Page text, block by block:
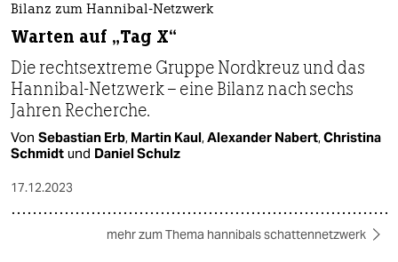
Bilanz zum Hannibal-Netzwerk
Warten auf „Tag X“
Die rechtsextreme Gruppe Nordkreuz und das
Hannibal-Netzwerk – eine Bilanz nach sechs
Jahren Recherche.
Von Sebastian Erb, Martin Kaul,Alexander Nabert,Christina
Schmidt und Daniel Schulz
17.12.2023
mehr zum Thema hannibals schattennetzwerk